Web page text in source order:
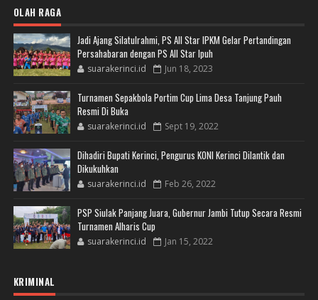
OLAH RAGA
Jadi Ajang Silatulrahmi, PS All Star IPKM Gelar Pertandingan
Persahabaran dengan PS All Star Ipuh
suarakerinci.id Jun 18, 2023
Turnamen Sepakbola Portim Cup Lima Desa Tanjung Pauh
Resmi Di Buka
suarakerinci.id Sept 19, 2022
Dihadiri Bupati Kerinci, Pengurus KONI Kerinci Dilantik dan
Dikukuhkan
suarakerinci.id Feb 26, 2022
PSP Siulak Panjang Juara, Gubernur Jambi Tutup Secara Resmi
Turnamen Alharis Cup
suarakerinci.id Jan 15, 2022
KRIMINAL